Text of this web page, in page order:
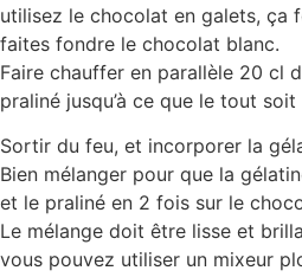
utilisez le chocolat en galets, ça
faites fondre le chocolat blanc.
Faire chauffer en parallèle 20 cl
praliné jusqu’à ce que le tout
Sortir du feu, et incorporer la
Bien mélanger pour que la
et le praliné en 2 fois sur le
Le mélange doit être lisse et
vous pouvez utiliser un mixeur